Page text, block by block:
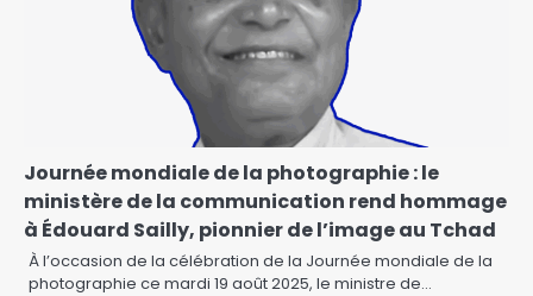
Journée mondiale de la photographie : le
ministère de la communication rend hommage
à Édouard Sailly, pionnier de l’image au Tchad
À l’occasion de la célébration de la Journée mondiale de la
photographie ce mardi 19 août 2025, le ministre de…